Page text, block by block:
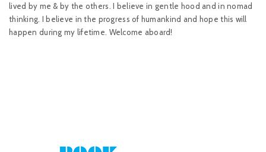
lived by me & by the others. I believe in gentle hood and in nomad
thinking. I believe in the progress of humankind and hope this will
happen during my lifetime. Welcome aboard!